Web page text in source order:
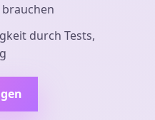
durch Tests,